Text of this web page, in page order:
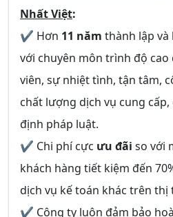
Nhất Việt:
✔ Hơn 11 năm thành lập và
với chuyên môn trình độ cao
viên, sự nhiệt tình, tận tâm,
chất lượng dịch vụ cung
định pháp luật.
✔ Chi phí cực ưu đãi so với
khách hàng tiết kiệm đến
dịch vụ kế toán khác trên thị
✔ Công ty luôn đảm bảo